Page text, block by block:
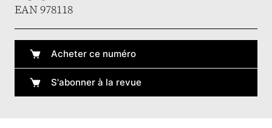
EAN 978118
Acheter ce numéro
S'abonner à la revue